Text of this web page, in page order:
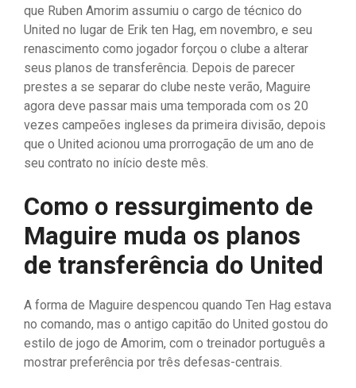
que Ruben Amorim assumiu o cargo de técnico do
United no lugar de Erik ten Hag, em novembro, e seu
renascimento como jogador forçou o clube a alterar
seus planos de transferência. Depois de parecer
prestes a se separar do clube neste verão, Maguire
agora deve passar mais uma temporada com os 20
vezes campeões ingleses da primeira divisão, depois
que o United acionou uma prorrogação de um ano de
seu contrato no início deste mês.
Como o ressurgimento de
Maguire muda os planos
de transferência do United
A forma de Maguire despencou quando Ten Hag estava
no comando, mas o antigo capitão do United gostou do
estilo de jogo de Amorim, com o treinador português a
mostrar preferência por três defesas-centrais.